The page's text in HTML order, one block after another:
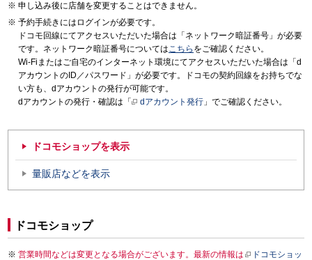
申し込み後に店舗を変更することはできません。
予約手続きにはログインが必要です。
ドコモ回線にてアクセスいただいた場合は「ネットワーク暗証番号」が必要
です。ネットワーク暗証番号についてはこちら をご確認ください。
Wi-Fiまたはご自宅のインターネット環境にてアクセスいただいた場合は「d
アカウントのID／パスワード」が必要です。ドコモの契約回線をお持ちでな
い方も、dアカウントの発行が可能です。
dアカウントの発行・確認は「
dアカウント発行 」でご確認ください。
ドコモショップを表示
量販店などを表示
ドコモショップ
営業時間などは変更となる場合がございます。最新の情報は
ドコモショッ